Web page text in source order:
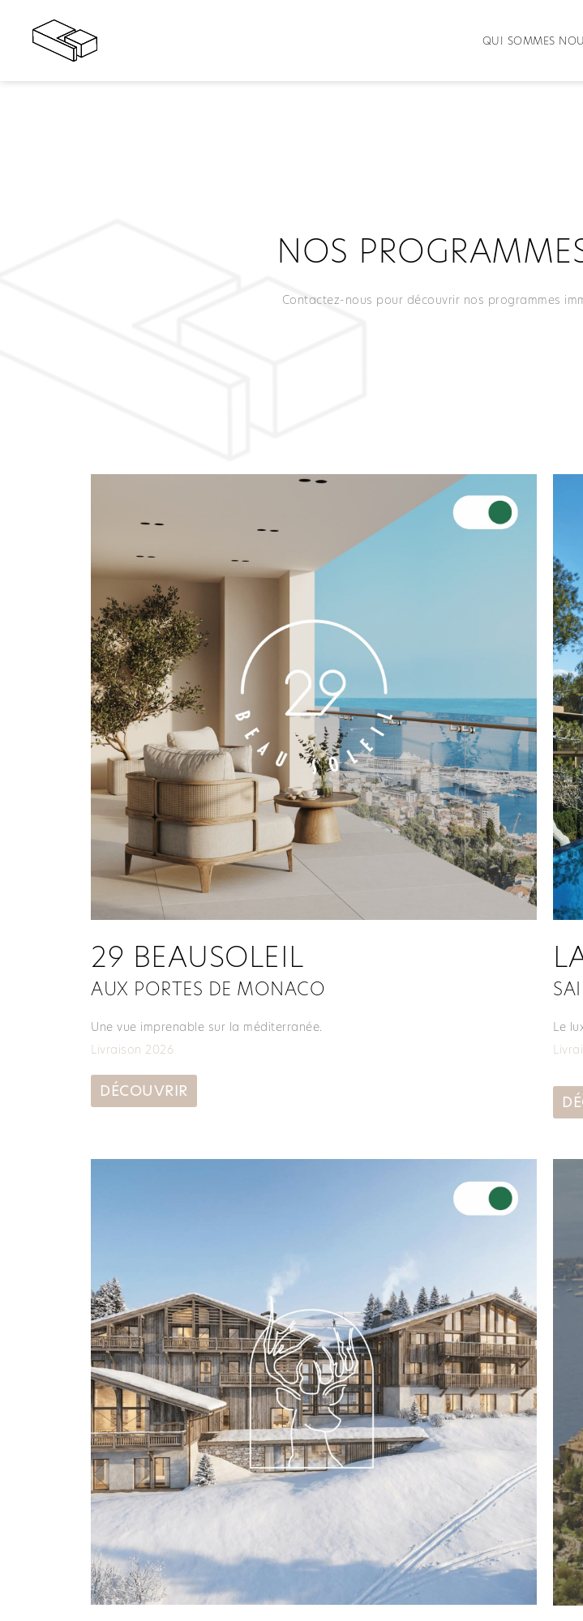
QUI SOMMES
NOS
Contactez-nous pour découvrir nos programmes
29 BEAUSOLEIL​
AUX PORTES DE MONACO
Une vue imprenable sur la méditerranée.
Livraison 2026
DÉCOUVRIR
Le